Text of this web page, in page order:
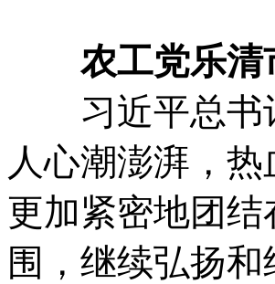
农工党乐清
习近平总书记
人心潮澎湃，
更加紧密地团
围，继续弘扬